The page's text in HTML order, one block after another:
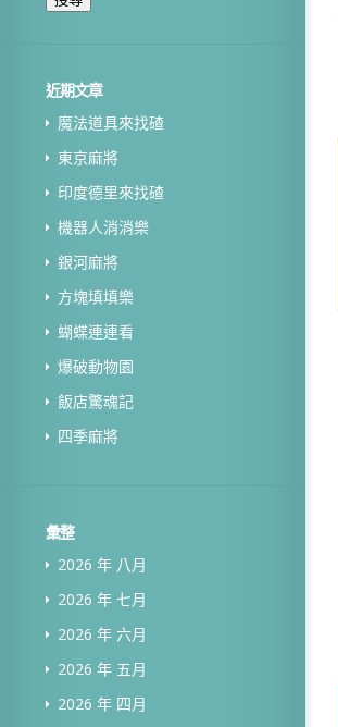
近期文章
魔法道具來找碴
東京麻將
印度德里來找碴
機器人消消樂
銀河麻將
方塊填填樂
蝴蝶連連看
爆破動物園
飯店驚魂記
四季麻將
彙整
2026 年 八月
2026 年 七月
2026 年 六月
2026 年 五月
2026 年 四月